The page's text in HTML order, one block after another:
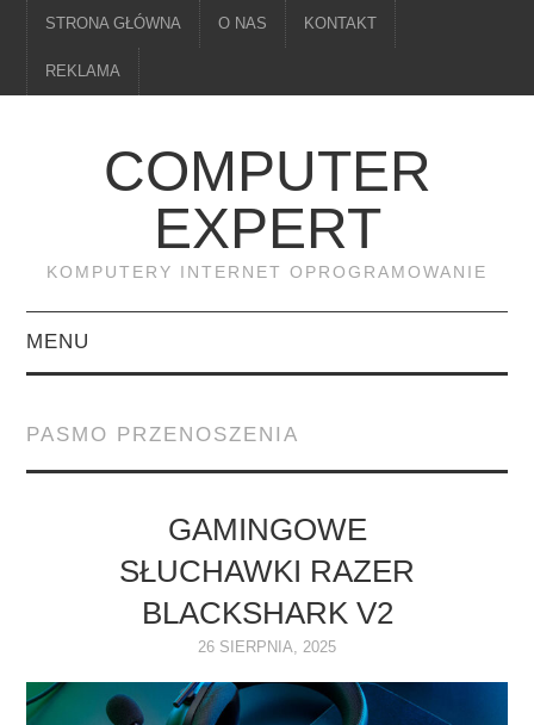
STRONA GŁÓWNA O NAS KONTAKT
REKLAMA
COMPUTER
EXPERT
KOMPUTERY INTERNET OPROGRAMOWANIE
MENU
NAPĘDY
OPROGRAMOWANIE
INTERNET
PASMO PRZENOSZENIA
GAMINGOWE
SŁUCHAWKI RAZER
BLACKSHARK V2
26 SIERPNIA, 2025